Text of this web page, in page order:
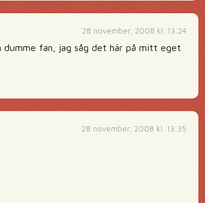
28 november, 2008 kl. 13:24
dumme fan, jag såg det här på mitt eget
28 november, 2008 kl. 13:35